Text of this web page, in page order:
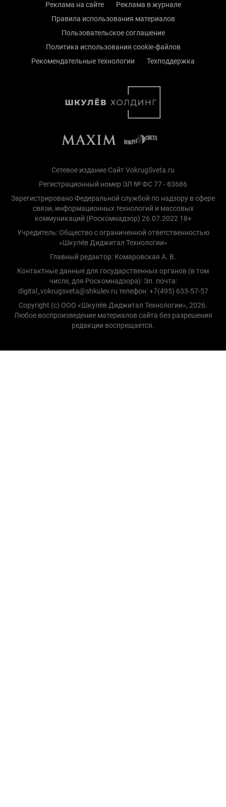
Реклама на сайте
Реклама в журнале
Правила использования материалов
Пользовательское соглашение
Политика использования cookie-файлов
Рекомендательные технологии
Техподдержка
Сетевое издание Сайт VokrugSveta.ru
Регистрационный номер ЭЛ № ФС 77 - 83686
Зарегистрировано Федеральной службой по надзору в сфере
связи, информационных технологий и массовых
коммуникаций (Роскомнадзор) 26.07.2022 18+
Учредитель: Общество с ограниченной ответственностью
«Шкулёв Диджитал Технологии»
Главный редактор: Комаровская А. В.
Контактные данные для государственных органов (в том
числе, для Роскомнадзора): Эл. почта:
digital_vokrugsveta@shkulev.ru телефон: +7(495) 633-57-57
Copyright (с) ООО «Шкулёв Диджитал Технологии», 2026.
Любое воспроизведение материалов сайта без разрешения
редакции воспрещается.